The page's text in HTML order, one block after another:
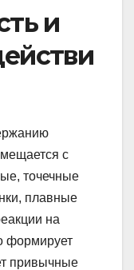
и
с
точечные
плавные
на
формирует
привычные